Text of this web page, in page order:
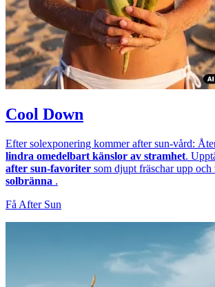
Cool Down
Efter solexponering kommer after sun-vård:
lindra omedelbart känslor av stramhet.
after sun-favoriter som djupt fräschar upp och
solbränna .
Få After Sun